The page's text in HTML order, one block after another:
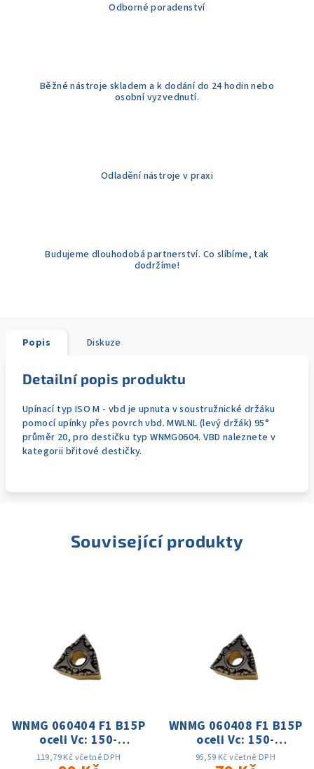
Odborné poradenství
Běžné nástroje skladem a k dodání do 24 hodin nebo
osobní vyzvednutí.
Odladění nástroje v praxi
Budujeme dlouhodobá partnerství. Co slíbíme, tak
dodržíme!
Popis Diskuze
Detailní popis produktu
Upínací typ ISO M - vbd je upnuta v soustružnické držáku
pomocí upínky přes povrch vbd. MWLNL (levý držák) 95°
průměr 20, pro destičku typ WNMG0604. VBD naleznete v
kategorii břitové destičky.
Související produkty
WNMG 060404 F1 B15P
oceli Vc: 150-
280m/min, f: 0.07-
119,79 Kč včetně DPH
WNMG 060408 F1 B15P
oceli Vc: 150-
280m/min, f: 0.1-
95,59 Kč včetně DPH